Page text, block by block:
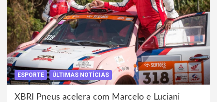
ESPORTE ÚLTIMAS NOTÍCIAS
XBRI Pneus acelera com Marcelo e Luciani